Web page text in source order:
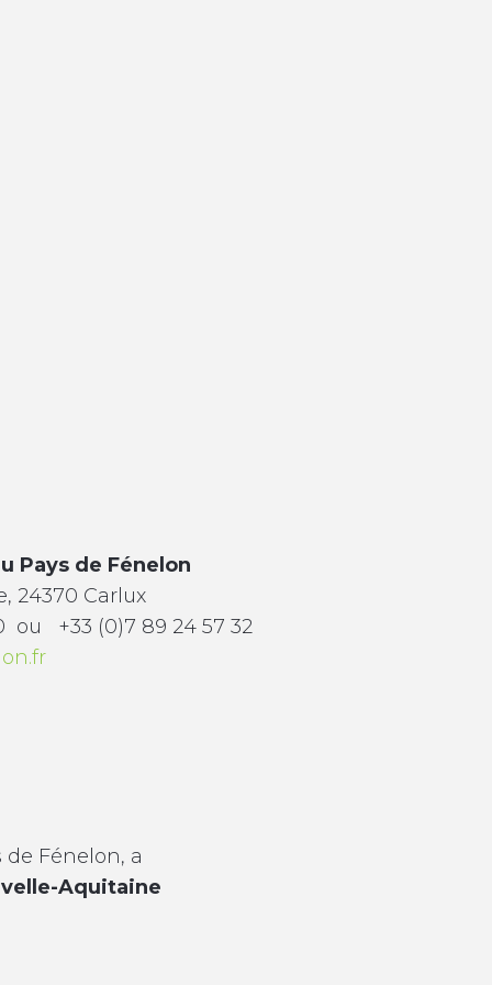
Pays de Fénelon
24370 Carlux
ou +33 (0)7 89 24 57 32
de Fénelon, a
Aquitaine